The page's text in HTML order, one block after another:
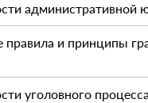
административной
и принципы
уголовного процесса